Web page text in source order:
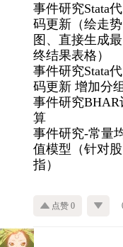
事件研究Stata代
码更新（绘走势
图、直接生成最
终结果表格）
事件研究Stata代
码更新 增加分
事件研究BHAR
算
事件研究-常量
值模型（针对股
指）
点赞 0